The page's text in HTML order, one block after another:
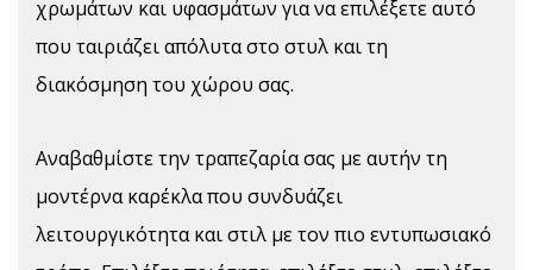
χρωμάτων και υφασμάτων για να επιλέξετε αυτό
που ταιριάζει απόλυτα στο στυλ και τη
διακόσμηση του χώρου σας.
Αναβαθμίστε την τραπεζαρία σας με αυτήν τη
μοντέρνα καρέκλα που συνδυάζει
λειτουργικότητα και στιλ με τον πιο εντυπωσιακό